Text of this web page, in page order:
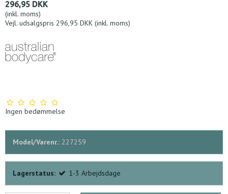
296,95 DKK
(inkl. moms)
Vejl. udsalgspris 296,95 DKK (inkl. moms)
Ingen bedømmelse
Model/Varenr.: 227259
Lagerstatus: 1-3 Arbejdsdage